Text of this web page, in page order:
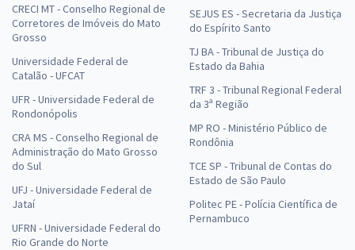
CRECI MT - Conselho Regional de
Corretores de Imóveis do Mato
Grosso
Universidade Federal de
Catalão - UFCAT
UFR - Universidade Federal de
Rondonópolis
CRA MS - Conselho Regional de
Administração do Mato Grosso
do Sul
UFJ - Universidade Federal de
Jataí
UFRN - Universidade Federal do
Rio Grande do Norte
SEJUS ES - Secretaria da Justiça
do Espírito Santo
TJ BA - Tribunal de Justiça do
Estado da Bahia
TRF 3 - Tribunal Regional Federal
da 3ª Região
MP RO - Ministério Público de
Rondônia
TCE SP - Tribunal de Contas do
Estado de São Paulo
Politec PE - Polícia Científica de
Pernambuco